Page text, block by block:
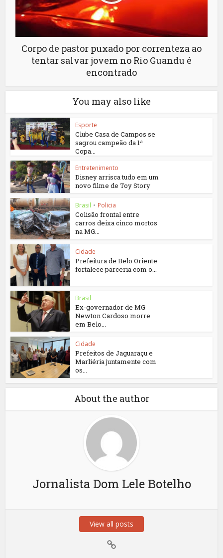
Corpo de pastor puxado por correnteza ao
tentar salvar jovem no Rio Guandu é
encontrado
You may also like
Esporte
Clube Casa de Campos se
sagrou campeão da 1ª
Copa...
Entretenimento
Disney arrisca tudo em um
novo filme de Toy Story
Brasil • Policia
Colisão frontal entre
carros deixa cinco mortos
na MG...
Cidade
Prefeitura de Belo Oriente
fortalece parceria com o...
Brasil
Ex-governador de MG
Newton Cardoso morre
em Belo...
Cidade
Prefeitos de Jaguaraçu e
Marliéria juntamente com
os...
About the author
Jornalista Dom Lele Botelho
View all posts